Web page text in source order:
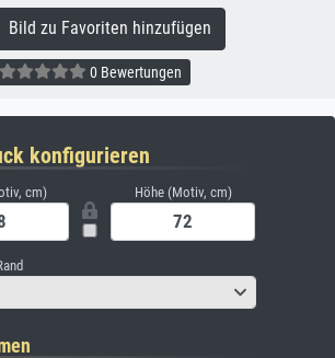
zu Favoriten hinzufügen
0 Bewertungen
konfigurieren
cm) Höhe (Motiv, cm)